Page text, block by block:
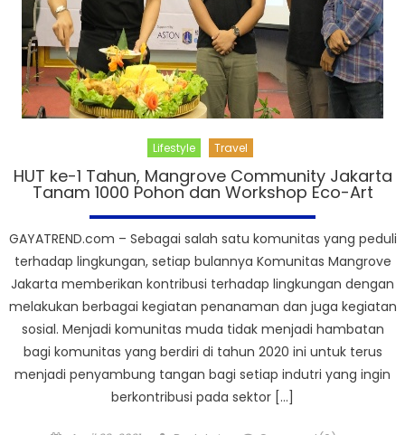
Lifestyle Travel
HUT ke-1 Tahun, Mangrove Community Jakarta
Tanam 1000 Pohon dan Workshop Eco-Art
GAYATREND.com – Sebagai salah satu komunitas yang peduli
terhadap lingkungan, setiap bulannya Komunitas Mangrove
Jakarta memberikan kontribusi terhadap lingkungan dengan
melakukan berbagai kegiatan penanaman dan juga kegiatan
sosial. Menjadi komunitas muda tidak menjadi hambatan
bagi komunitas yang berdiri di tahun 2020 ini untuk terus
menjadi penyambung tangan bagi setiap indutri yang ingin
berkontribusi pada sektor […]